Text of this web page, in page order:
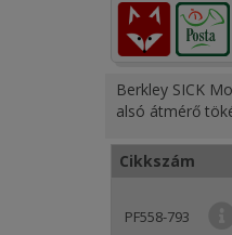
Berkley SICK
alsó átmérő
Cikkszám
PF558-793